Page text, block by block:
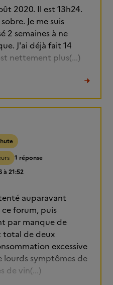
2020. Il est 13h24.
Je me suis
2 semaines à ne
J'ai déjà fait 14
nettement plus(...)
1 réponse
à 21:52
auparavant
ce forum, puis
par manque de
total de deux
excessive
lourds symptômes de
de vin(...)